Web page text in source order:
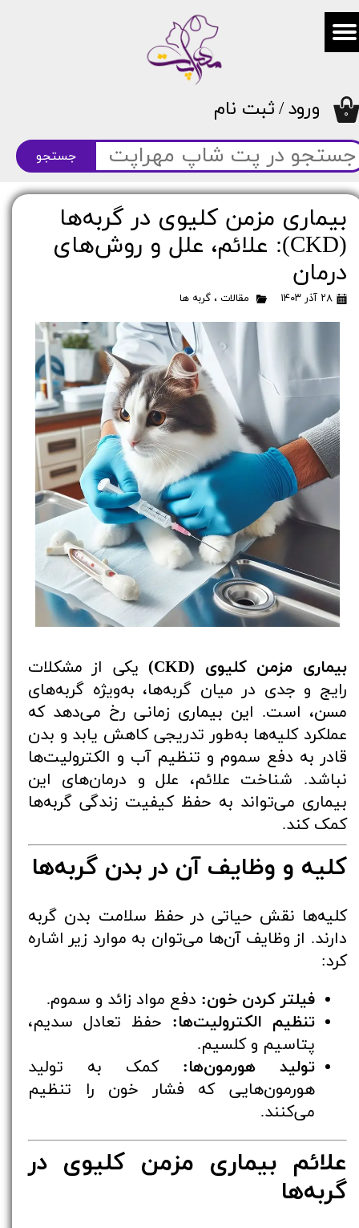
۰
جستجو
ورود/ثبت نام
حساب کاربری من
سفارشات
خروج از حساب کاربری
بیماری مزمن کلیوی در گربه‌ها
(CKD): علائم، علل و روش‌های
درمان
۲۸ آذر ۱۴۰۳ مقالات ، گربه ها
بیماری مزمن کلیوی (CKD)
یکی از مشکلات
رایج و جدی در میان گربه‌ها، به‌ویژه گربه‌های
مسن، است. این بیماری زمانی رخ می‌دهد که
عملکرد کلیه‌ها به‌طور تدریجی کاهش یابد و بدن
قادر به دفع سموم و تنظیم آب و الکترولیت‌ها
نباشد. شناخت علائم، علل و درمان‌های این
بیماری می‌تواند به حفظ کیفیت زندگی گربه‌ها
کمک کند.
کلیه و وظایف آن در بدن گربه‌ها
کلیه‌ها نقش حیاتی در حفظ سلامت بدن گربه
دارند. از وظایف آن‌ها می‌توان به موارد زیر اشاره
کرد:
فیلتر کردن خون: دفع مواد زائد و سموم.
تنظیم الکترولیت‌ها: حفظ تعادل سدیم،
پتاسیم و کلسیم.
تولید هورمون‌ها: کمک به تولید
هورمون‌هایی که فشار خون را تنظیم
می‌کنند.
علائم بیماری مزمن کلیوی در
گربه‌ها